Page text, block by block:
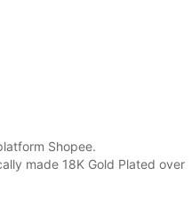
Shopee.
made 18K Gold Plated over